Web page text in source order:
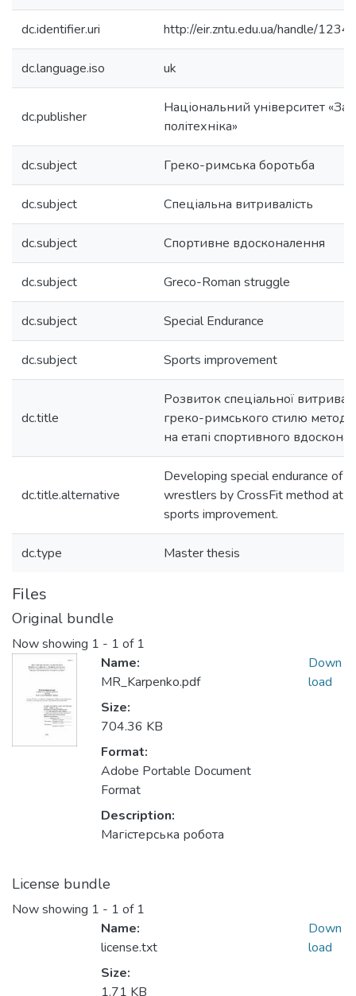
dc.identifier.uri http://eir.zntu.edu.ua/handle/
dc.language.iso uk
dc.publisher
Національний університет
політехніка»
dc.subject Греко-римська боротьба
dc.subject Спеціальна витривалість
dc.subject Спортивне вдосконалення
dc.subject Greco-Roman struggle
dc.subject Special Endurance
dc.subject Sports improvement
dc.title
Розвиток спеціальної
греко-римського стилю
на етапі спортивного
dc.title.alternative
Developing special endurance of
wrestlers by CrossFit method at
sports improvement.
dc.type Master thesis
Files
Original bundle
Now showing 1 - 1 of 1
Name:
MR_Karpenko.pdf
Size:
704.36 KB
Format:
Adobe Portable Document
Format
Description:
Магістерська робота
Down
load
License bundle
Now showing 1 - 1 of 1
Name:
license.txt
Size:
1.71 KB
Down
load